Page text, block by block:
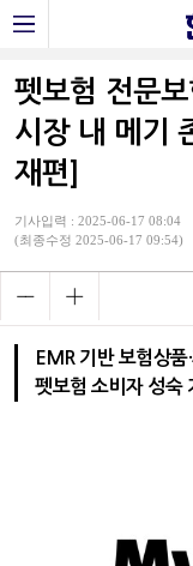
펫보험 전문
시장 내 메기
재편]
기사입력 : 2025-06-17 08:04
(최종수정 2025-06-17 09:54)
EMR 기반 보험상품
펫보험 소비자 성숙